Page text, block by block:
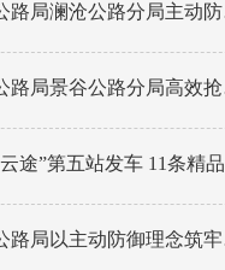
路分局主动防御成功处置214国道山体崩塌险情
景谷公路分局高效抢通紧急送医村路
五站发车 11条精品线路串起全域风光
以主动防御理念筑牢汛期安全防线